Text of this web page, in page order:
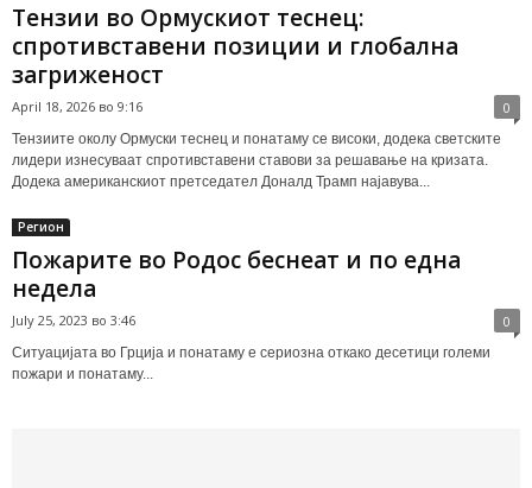
Тензии во Ормускиот теснец:
спротивставени позиции и глобална
загриженост
April 18, 2026 во 9:16 0
Тензиите околу Ормуски теснец и понатаму се високи, додека светските
лидери изнесуваат спротивставени ставови за решавање на кризата.
Додека американскиот претседател Доналд Трамп најавува...
Регион
Пожарите во Родос беснеат и по една
недела
July 25, 2023 во 3:46 0
Ситуацијата во Грција и понатаму е сериозна откако десетици големи
пожари и понатаму...